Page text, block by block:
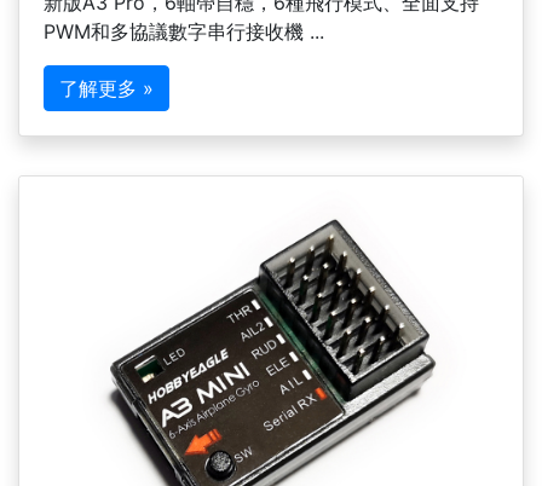
PWM和多協議數字串行接收機 ...
了解更多 »